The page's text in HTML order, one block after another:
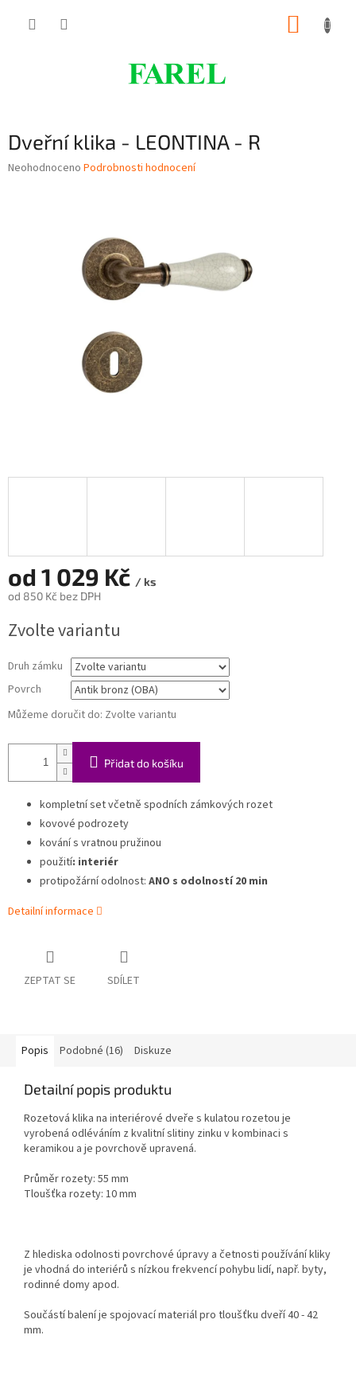
Dveřní klika - LEONTINA - R
Průměrné
Neohodnoceno Podrobnosti hodnocení
od 1 029 Kč / ks
od 850 Kč bez DPH
cena:
Zvolte variantu
Druh zámku
Povrch
Můžeme doručit do: Zvolte variantu
Přidat do košíku
kompletní set včetně spodních zámkových rozet
kovové podrozety
kování s vratnou pružinou
použití: interiér
protipožární odolnost: ANO s odolností 20 min
Detailní informace
ZEPTAT SE SDÍLET
Popis Podobné (16) Diskuze
Detailní popis produktu
Rozetová klika na interiérové dveře s kulatou rozetou je
vyrobená odléváním z kvalitní slitiny zinku v kombinaci s
keramikou a je povrchově upravená.
Průměr rozety: 55 mm
Tloušťka rozety: 10 mm
Z hlediska odolnosti povrchové úpravy a četnosti používání kliky
je vhodná do interiérů s nízkou frekvencí pohybu lidí, např. byty,
rodinné domy apod.
Součástí balení je spojovací materiál pro tloušťku dveří 40 - 42
mm.